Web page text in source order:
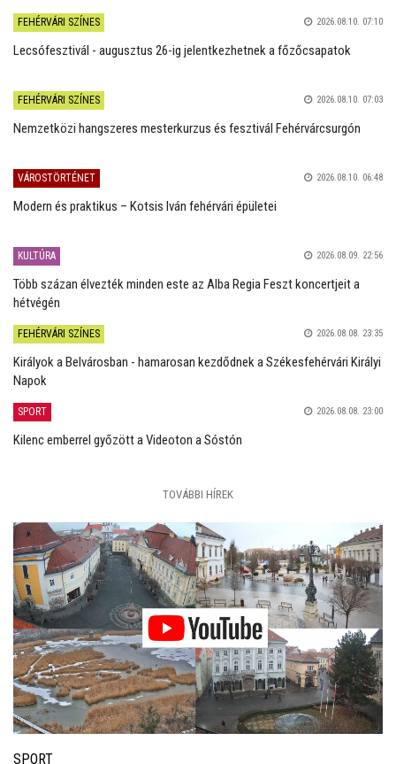
FEHÉRVÁRI SZÍNES 2026.08.10. 07:10
Lecsófesztivál - augusztus 26-ig jelentkezhetnek a főzőcsapatok
FEHÉRVÁRI SZÍNES 2026.08.10. 07:03
Nemzetközi hangszeres mesterkurzus és fesztivál Fehérvárcsurgón
VÁROSTÖRTÉNET 2026.08.10. 06:48
Modern és praktikus – Kotsis Iván fehérvári épületei
KULTÚRA 2026.08.09. 22:56
Több százan élvezték minden este az Alba Regia Feszt koncertjeit a
hétvégén
FEHÉRVÁRI SZÍNES 2026.08.08. 23:35
Királyok a Belvárosban - hamarosan kezdődnek a Székesfehérvári Királyi
Napok
SPORT 2026.08.08. 23:00
Kilenc emberrel győzött a Videoton a Sóstón
TOVÁBBI HÍREK
SPORT